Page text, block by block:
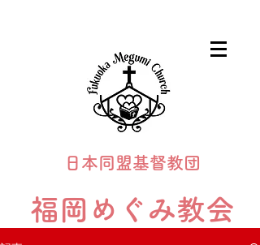
日本同盟基督教団
福岡めぐみ教会